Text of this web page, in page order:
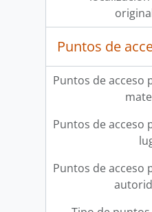
Puntos de
Puntos de acceso
Puntos de acceso
Puntos de acceso